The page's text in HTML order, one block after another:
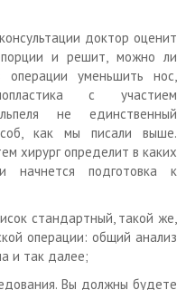
доктор оценит
и решит, можно ли
операции уменьшить нос,
с участием
не единственный
как мы писали выше.
хирург определит в каких
начнется подготовка к
стандартный, такой же,
операции: общий анализ
и так далее;
Вы должны будете